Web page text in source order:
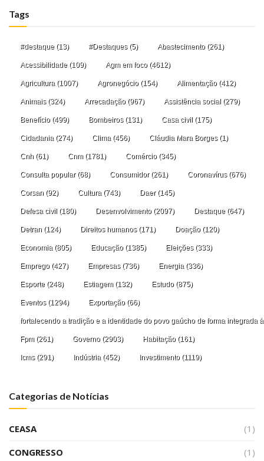
Tags
#destaque (13) #Destaques(5) Abastecimento(261)
Acessibilidade (109) Agm em foco(4612)
Agricultura (1007) Agronegócio(154) Alimentação(412)
Animais(324) Arrecadação(967) Assistência social (279)
Benefício(499) Bombeiros(131) Casa civil (175)
Cidadania (274) Clima (456) Cláudia Mara Borges(1)
Cnh (61) Cnm(1781) Comércio(345)
Consulta popular(68) Consumidor(261) Coronavírus(676)
Corsan (92) Cultura (743) Daer(145)
Defesa civil (180) Desenvolvimento(2097) Destaque (647)
Detran (124) Direitos humanos(171) Doação(120)
Economia (805) Educação(1385) Eleições(333)
Emprego(427) Empresas(736) Energia (336)
Esporte (248) Estiagem(132) Estudo(875)
Eventos(1294) Exportação(66)
fortalecendo a tradição e a identidade do povo gaúcho de forma
Fpm(261) Governo(2903) Habitação(161)
Icms(291) Indústria (452) Investimento(1119)
Categorias de Notícias
CEASA
(1)
CONGRESSO
(1)